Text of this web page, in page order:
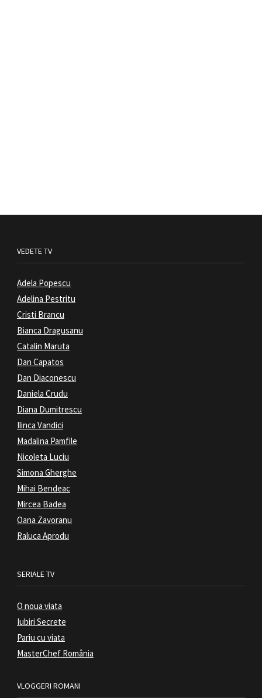
VEDETE TV
Adela Popescu
Adelina Pestritu
Cristi Brancu
Bianca Dragusanu
Catalin Maruta
Dan Capatos
Dan Diaconescu
Daniela Crudu
Diana Dumitrescu
Ilinca Vandici
Madalina Pamfile
Nicoleta Luciu
Simona Gherghe
Mihai Bendeac
Mircea Badea
Oana Zavoranu
Raluca Aprodu
SERIALE TV
O noua viata
Iubiri Secrete
Pariu cu viata
MasterChef România
VLOGGERI ROMANI